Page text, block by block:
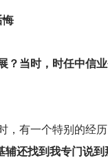
悔
？当时，时任中信
有一个特别的经历
还找到我专门说